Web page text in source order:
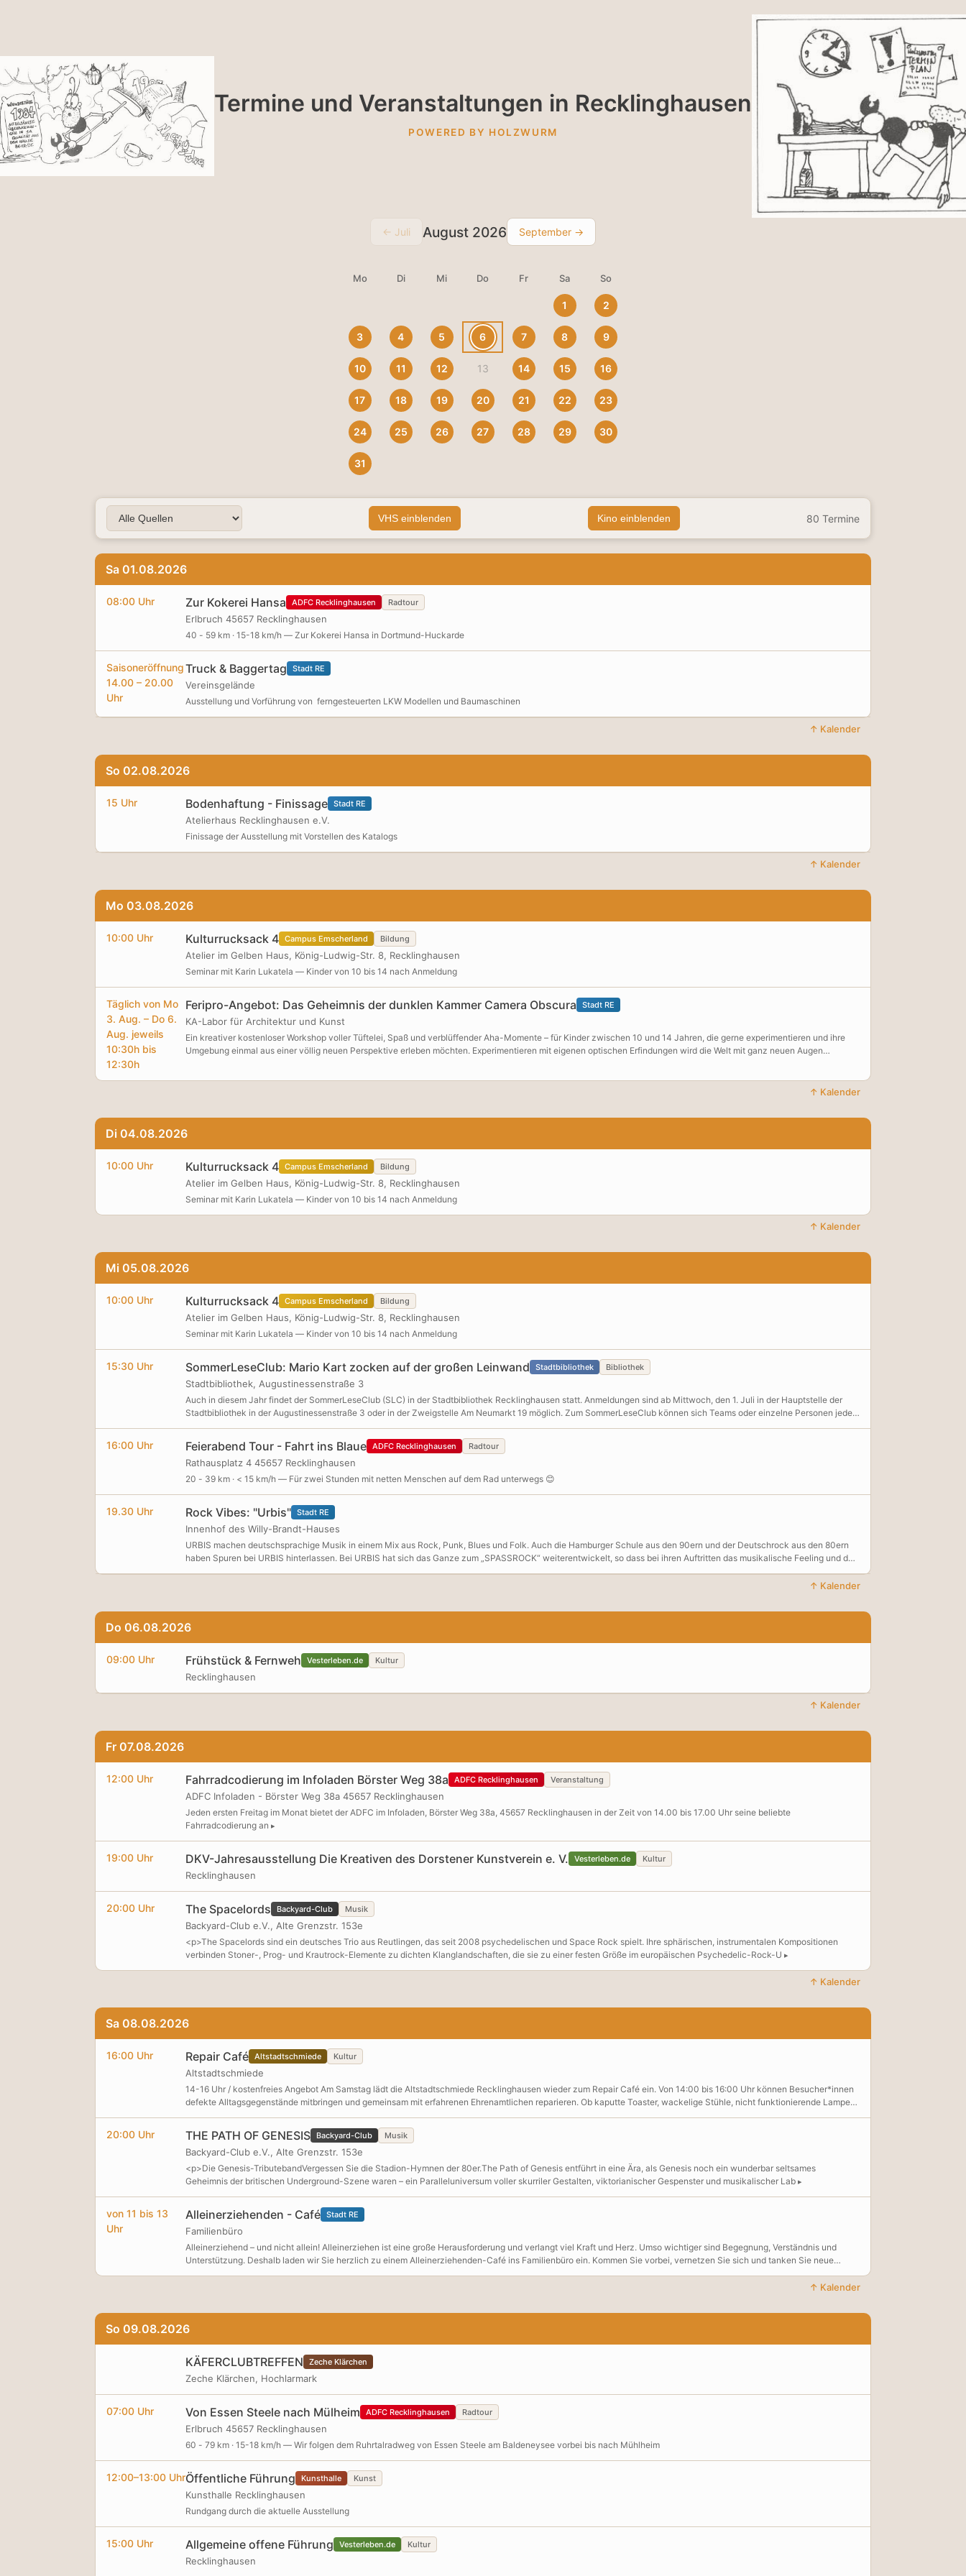
Termine und Veranstaltungen in Recklinghausen
POWERED BY HOLZWURM
← Juli August 2026 September →
Mo Di Mi Do Fr Sa So
1 2
3 4 5 6 7 8 9
10 11 12 13 14 15 16
17 18 19 20 21 22 23
24 25 26 27 28 29 30
31
VHS einblenden Kino einblenden 80 Termine
Sa 01.08.2026
08:00 Uhr Zur Kokerei Hansa ADFC Recklinghausen Radtour
Erlbruch 45657 Recklinghausen
40 - 59 km · 15-18 km/h — Zur Kokerei Hansa in Dortmund-Huckarde
Saisoneröffnung
14.00 – 20.00
Uhr
Truck & Baggertag Stadt RE
Vereinsgelände
Ausstellung und Vorführung von ferngesteuerten LKW Modellen und Baumaschinen
↑ Kalender
So 02.08.2026
15 Uhr Bodenhaftung - Finissage Stadt RE
Atelierhaus Recklinghausen e.V.
Finissage der Ausstellung mit Vorstellen des Katalogs
↑ Kalender
Mo 03.08.2026
10:00 Uhr Kulturrucksack 4 Campus Emscherland Bildung
Atelier im Gelben Haus, König-Ludwig-Str. 8, Recklinghausen
Seminar mit Karin Lukatela — Kinder von 10 bis 14 nach Anmeldung
Täglich von Mo
3. Aug. – Do 6.
Aug. jeweils
10:30h bis
12:30h
Feripro-Angebot: Das Geheimnis der dunklen Kammer Camera Obscura Stadt RE
KA-Labor für Architektur und Kunst
Ein kreativer kostenloser Workshop voller Tüftelei, Spaß und verblüffender Aha-Momente – für Kinder zwischen 10 und 14 Jahren, die gerne experimentieren und ihre
Umgebung einmal aus einer völlig neuen Perspektive erleben möchten. Experimentieren mit eigenen optischen Erfindungen wird die Welt mit ganz neuen Augen
↑ Kalender
Di 04.08.2026
10:00 Uhr Kulturrucksack 4 Campus Emscherland Bildung
Atelier im Gelben Haus, König-Ludwig-Str. 8, Recklinghausen
Seminar mit Karin Lukatela — Kinder von 10 bis 14 nach Anmeldung
↑ Kalender
Mi 05.08.2026
10:00 Uhr Kulturrucksack 4 Campus Emscherland Bildung
Atelier im Gelben Haus, König-Ludwig-Str. 8, Recklinghausen
Seminar mit Karin Lukatela — Kinder von 10 bis 14 nach Anmeldung
15:30 Uhr SommerLeseClub: Mario Kart zocken auf der großen Leinwand Stadtbibliothek Bibliothek
Stadtbibliothek, Augustinessenstraße 3
Auch in diesem Jahr findet der SommerLeseClub (SLC) in der Stadtbibliothek Recklinghausen statt. Anmeldungen sind ab Mittwoch, den 1. Juli in der Hauptstelle der
Stadtbibliothek in der Augustinessenstraße 3 oder in der Zweigstelle Am Neumarkt 19 möglich. Zum SommerLeseClub können sich Teams oder einzelne Personen jeden
Alters anmelden. Voraussetzung ist ein Bibliotheksausweis, der aber bei der Anmeldung kostenfrei erstellt werden kann. Für jedes gelesene Buch, jedes gehörte Hörspiel
oder jede besuchte Veranstaltung erhalten Mitglieder einen Stempel in ihr SLC-Logbuch.Die Logbücher müssen bis spätestens Samstag, den 29. August um 14 Uhr in
einer der beiden Standorte der Stadtbibliothek abgegeben werden. Bei mindestens drei gesammelten Stempeln erhalten Teilnehmende eine Einladung zur großen
16:00 Uhr Feierabend Tour - Fahrt ins Blaue ADFC Recklinghausen Radtour
Rathausplatz 4 45657 Recklinghausen
20 - 39 km · < 15 km/h — Für zwei Stunden mit netten Menschen auf dem Rad unterwegs 😊
19.30 Uhr Rock Vibes: "Urbis" Stadt RE
Innenhof des Willy-Brandt-Hauses
URBIS machen deutschsprachige Musik in einem Mix aus Rock, Punk, Blues und Folk. Auch die Hamburger Schule aus den 90ern und der Deutschrock aus den 80ern
haben Spuren bei URBIS hinterlassen. Bei URBIS hat sich das Ganze zum „SPASSROCK“ weiterentwickelt, so dass bei ihren Auftritten das musikalische Feeling und der
gemeinsame Spaß mit dem Publikum im Vordergrund stehen.
↑ Kalender
Do 06.08.2026
09:00 Uhr Frühstück & Fernweh Vesterleben.de Kultur
Recklinghausen
↑ Kalender
Fr 07.08.2026
12:00 Uhr Fahrradcodierung im Infoladen Börster Weg 38a ADFC Recklinghausen Veranstaltung
ADFC Infoladen - Börster Weg 38a 45657 Recklinghausen
Jeden ersten Freitag im Monat bietet der ADFC im Infoladen, Börster Weg 38a, 45657 Recklinghausen in der Zeit von 14.00 bis 17.00 Uhr seine beliebte
Fahrradcodierung an
19:00 Uhr DKV-Jahresausstellung Die Kreativen des Dorstener Kunstverein e. V. Vesterleben.de Kultur
Recklinghausen
20:00 Uhr The Spacelords Backyard-Club Musik
Backyard-Club e.V., Alte Grenzstr. 153e
<p>The Spacelords sind ein deutsches Trio aus Reutlingen, das seit 2008 psychedelischen und Space Rock spielt. Ihre sphärischen, instrumentalen Kompositionen
verbinden Stoner-, Prog- und Krautrock-Elemente zu dichten Klanglandschaften, die sie zu einer festen Größe im europäischen Psychedelic-Rock-U
↑ Kalender
Sa 08.08.2026
16:00 Uhr Repair Café Altstadtschmiede Kultur
Altstadtschmiede
14-16 Uhr / kostenfreies Angebot Am Samstag lädt die Altstadtschmiede Recklinghausen wieder zum Repair Café ein. Von 14:00 bis 16:00 Uhr können Besucher*innen
defekte Alltagsgegenstände mitbringen und gemeinsam mit erfahrenen Ehrenamtlichen reparieren. Ob kaputte Toaster, wackelige Stühle, nicht funktionierende Lampen
oder gerissene Nähte, im Repair Café geht es darum, Ressourcen zu schonen, Müll zu vermeiden und handwerkliches Wissen zu teilen. Ganz nebenbei entstehen
spannende Gespräche und Begegnungen in entspannter Atmosphäre, Kaffee und Kuchen dürfen natürlich auch nicht fehlen! Was wird repariert? Alles, was sich mit
vertretbarem Aufwand tragen und vor Ort prüfen lässt: Kleingeräte, Haushaltsgegenstände, Textilien, u.v.m. Ersatzteile sollten – falls vorhanden – bitte mitgebracht
werden.
20:00 Uhr THE PATH OF GENESIS Backyard-Club Musik
Backyard-Club e.V., Alte Grenzstr. 153e
<p>Die Genesis-TributebandVergessen Sie die Stadion-Hymnen der 80er.The Path of Genesis entführt in eine Ära, als Genesis noch ein wunderbar seltsames
Geheimnis der britischen Underground-Szene waren – ein Paralleluniversum voller skurriler Gestalten, viktorianischer Gespenster und musikalischer Lab
von 11 bis 13
Uhr
Alleinerziehenden - Café Stadt RE
Familienbüro
Alleinerziehend – und nicht allein! Alleinerziehen ist eine große Herausforderung und verlangt viel Kraft und Herz. Umso wichtiger sind Begegnung, Verständnis und
Unterstützung. Deshalb laden wir Sie herzlich zu einem Alleinerziehenden-Café ins Familienbüro ein. Kommen Sie vorbei, vernetzen Sie sich und tanken Sie neue
Energie! Kinder sind herzlich willkommen! Zur besseren Planung freuen wir uns über eine kurze Anmeldung. Gerne per Mail an: familienbuero@recklinghausen.de
↑ Kalender
So 09.08.2026
KÄFERCLUBTREFFEN Zeche Klärchen
Zeche Klärchen, Hochlarmark
07:00 Uhr Von Essen Steele nach Mülheim ADFC Recklinghausen Radtour
Erlbruch 45657 Recklinghausen
60 - 79 km · 15-18 km/h — Wir folgen dem Ruhrtalradweg von Essen Steele am Baldeneysee vorbei bis nach Mühlheim
12:00–13:00 UhrÖffentliche Führung Kunsthalle Kunst
Kunsthalle Recklinghausen
Rundgang durch die aktuelle Ausstellung
15:00 Uhr Allgemeine offene Führung Vesterleben.de Kultur
Recklinghausen